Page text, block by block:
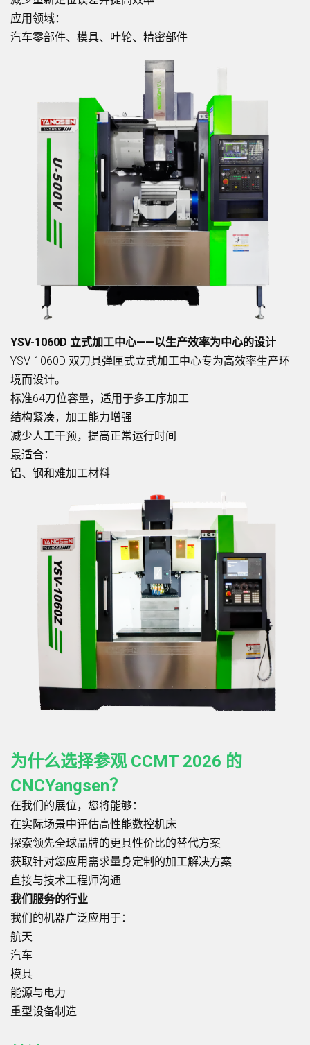
应用领域：
汽车零部件、模具、叶轮、精密部件
YSV-1060D 立式加工中心——以生产效率为中心的设计
YSV-1060D 双刀具弹匣式立式加工中心专为高效率生产环
境而设计。
标准64刀位容量，适用于多工序加工
结构紧凑，加工能力增强
减少人工干预，提高正常运行时间
最适合：
铝、钢和难加工材料
为什么选择参观 CCMT 2026 的
CNCYangsen？
在我们的展位，您将能够：
在实际场景中评估高性能数控机床
探索领先全球品牌的更具性价比的替代方案
获取针对您应用需求量身定制的加工解决方案
直接与技术工程师沟通
我们服务的行业
我们的机器广泛应用于：
航天
汽车
模具
能源与电力
重型设备制造